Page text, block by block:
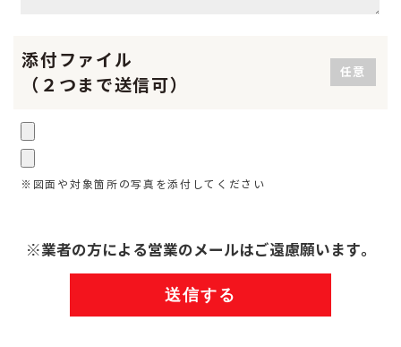
添付ファイル
（２つまで送信可）
任意
※図面や対象箇所の写真を添付してください
※業者の方による営業のメールはご遠慮願います。